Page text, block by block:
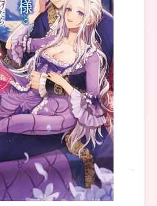
コミッククリエ
リキューレ
コミックパルフェ